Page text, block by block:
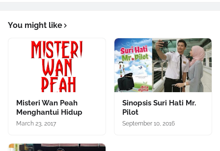
You might like
Misteri Wan Peah
Menghantui Hidup
March 23, 2017
Sinopsis Suri Hati Mr.
Pilot
September 10, 2016